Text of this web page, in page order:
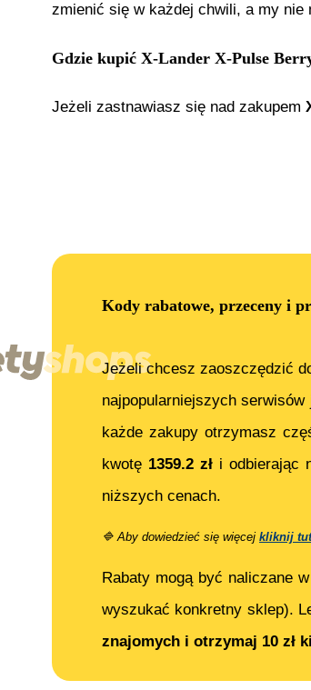
zmienić się w każdej chwili, a my nie
Gdzie kupić X-Lander X-Pulse
Jeżeli zastnawiasz się nad zakupem
Kody rabatowe, przeceny i
Jeżeli chcesz zaoszczędzić
najpopularniejszych serwisów
każde zakupy otrzymasz
kwotę 1359.2złi odbierając
niższych cenach.
🔷 Aby dowiedzieć się więcej kliknij
Rabaty mogą być naliczane
wyszukać konkretny sklep).
znajomych i otrzymaj 10 zł